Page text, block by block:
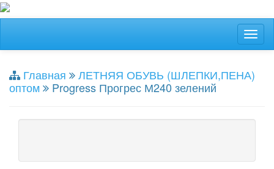
Главная
ЛЕТНЯЯ ОБУВЬ (ШЛЕПКИ,ПЕНА)
оптом
Progress Прогрес М240 зелений